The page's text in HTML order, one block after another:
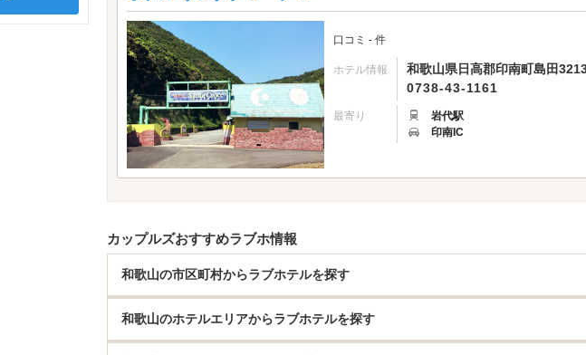
口コミ - 件
ホテル情報
和歌山県日高郡印南町島田
0738-43-1161
最寄り
岩代駅
印南IC
カップルズおすすめラブホ情報
和歌山の市区町村からラブホテルを探す
和歌山のホテルエリアからラブホテルを探す